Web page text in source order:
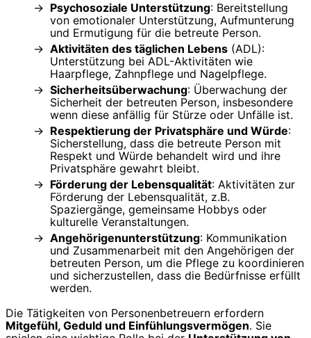
Psychosoziale Unterstützung: Bereitstellung
von emotionaler Unterstützung, Aufmunterung
und Ermutigung für die betreute Person.
Aktivitäten des täglichen Lebens (ADL):
Unterstützung bei ADL-Aktivitäten wie
Haarpflege, Zahnpflege und Nagelpflege.
Sicherheitsüberwachung: Überwachung der
Sicherheit der betreuten Person, insbesondere
wenn diese anfällig für Stürze oder Unfälle ist.
Respektierung der Privatsphäre und Würde:
Sicherstellung, dass die betreute Person mit
Respekt und Würde behandelt wird und ihre
Privatsphäre gewahrt bleibt.
Förderung der Lebensqualität: Aktivitäten zur
Förderung der Lebensqualität, z.B.
Spaziergänge, gemeinsame Hobbys oder
kulturelle Veranstaltungen.
Angehörigenunterstützung: Kommunikation
und Zusammenarbeit mit den Angehörigen der
betreuten Person, um die Pflege zu koordinieren
und sicherzustellen, dass die Bedürfnisse erfüllt
werden.
Die Tätigkeiten von Personenbetreuern erfordern
Mitgefühl, Geduld und Einfühlungsvermögen. Sie